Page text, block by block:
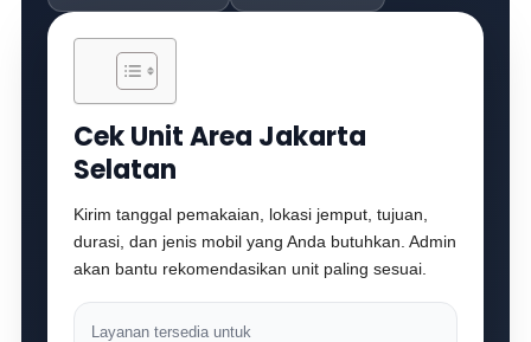
Cek Unit Area Jakarta
Selatan
Kirim tanggal pemakaian, lokasi jemput, tujuan,
durasi, dan jenis mobil yang Anda butuhkan. Admin
akan bantu rekomendasikan unit paling sesuai.
Layanan tersedia untuk